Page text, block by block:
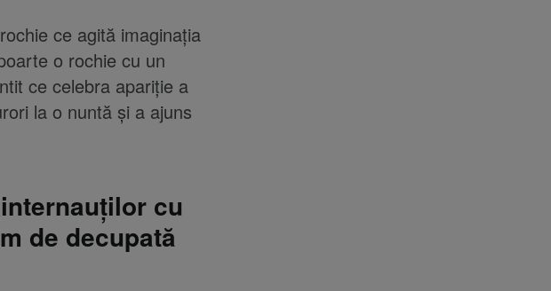
ce agită imaginația
o rochie cu un
ce celebra apariție a
la o nuntă și a ajuns
cu
de decupată